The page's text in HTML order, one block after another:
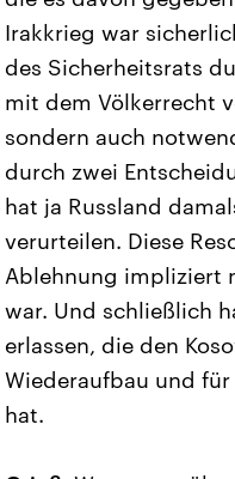
Irakkrieg war
des Sicherheitsrats
mit dem Völkerrecht
sondern auch
durch zwei
hat ja Russland
verurteilen. Diese
Ablehnung impliziert
war. Und schließlich
erlassen, die den
Wiederaufbau und
hat.